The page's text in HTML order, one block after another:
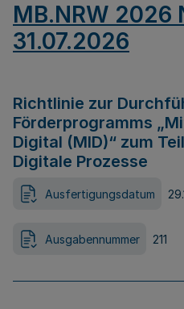
MB.NRW 2026
31.07.2026
Richtlinie zur
Förderprogramms
Digital (MID)“ zum
Digitale Prozesse
Ausfertigungsdatum
Ausgabennummer 211